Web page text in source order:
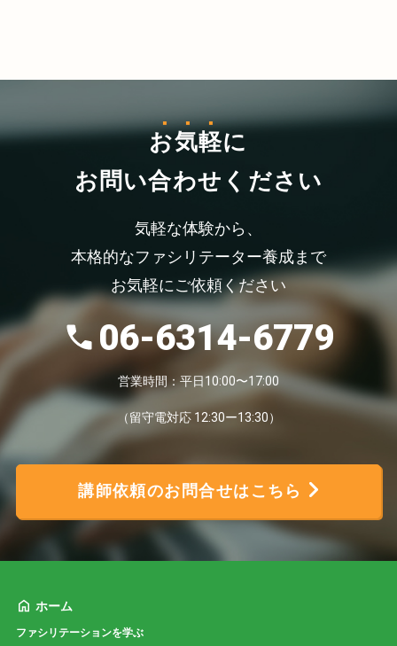
お気軽に
お問い合わせください
気軽な体験から、
本格的なファシリテーター養成まで
お気軽にご依頼ください
06-6314-6779
営業時間：平日10:00〜17:00
（留守電対応 12:30ー13:30）
講師依頼のお問合せはこちら
ホーム
ファシリテーションを学ぶ